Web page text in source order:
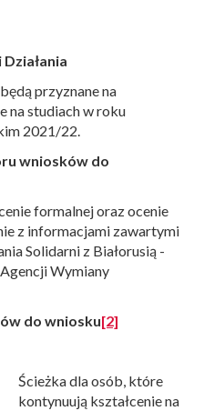
Działania
przyznane na
na studiach w roku
2021/22.
wniosków do
formalnej oraz ocenie
z informacjami zawartymi
Solidarni z Białorusią -
Wymiany
do wniosku[2]
Ścieżka dla osób, które
kontynuują kształcenie na